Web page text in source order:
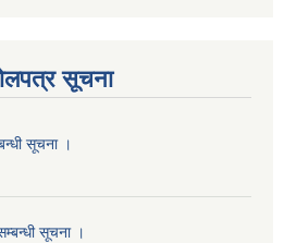
सूचना
सूचना ।
सूचना ।